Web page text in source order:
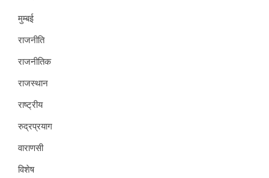
मुम्बई
राजनीति
राजनीतिक
राजस्थान
राष्ट्रीय
रुद्रप्रयाग
वाराणसी
विशेष